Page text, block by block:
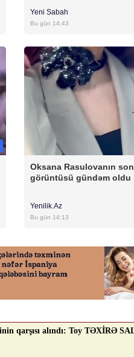
Yeni Sabah
Bu gün 14:43
Oksana Rasulovanın son
görüntüsü gündəm oldu
Yenilik.Az
Bu gün 14:13